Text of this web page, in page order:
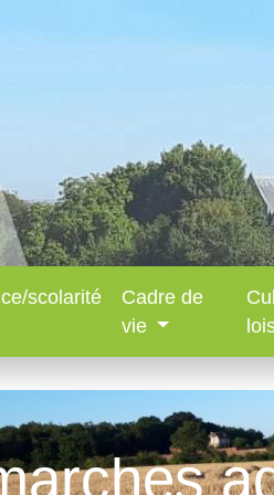
scolarité
Cadre de
vie